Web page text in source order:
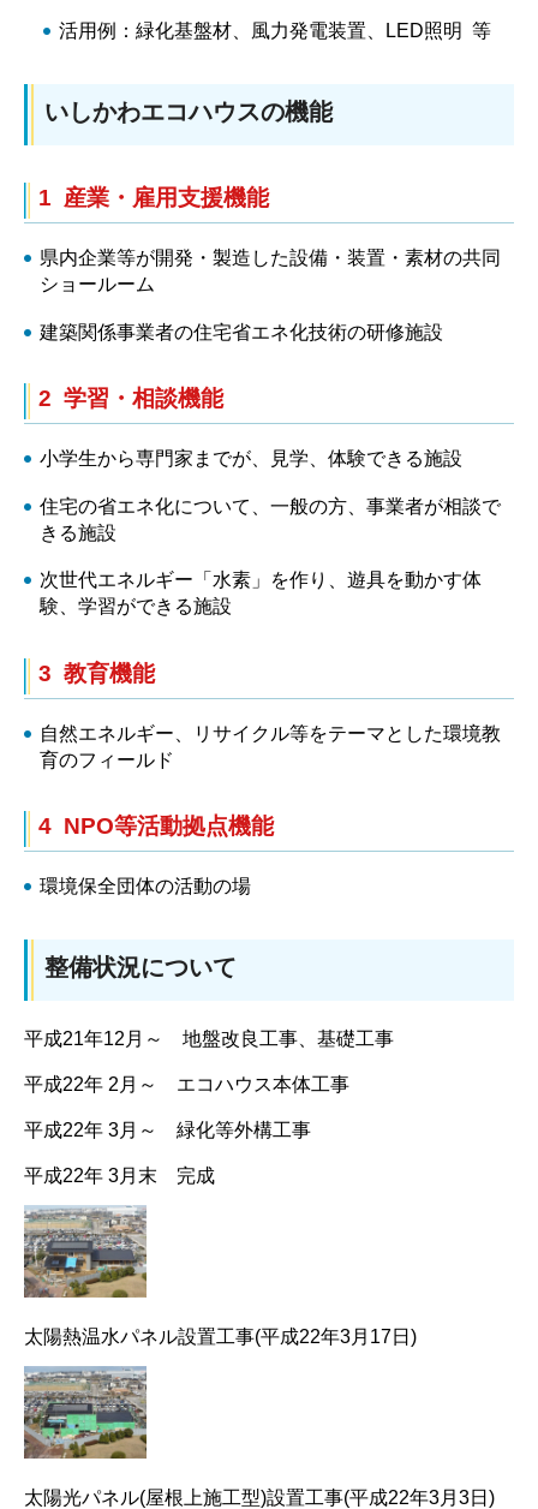
活用例：緑化基盤材、風力発電装置、LED照明 等
いしかわエコハウスの機能
1 産業・雇用支援機能
県内企業等が開発・製造した設備・装置・素材の共同
ショールーム
建築関係事業者の住宅省エネ化技術の研修施設
2 学習・相談機能
小学生から専門家までが、見学、体験できる施設
住宅の省エネ化について、一般の方、事業者が相談で
きる施設
次世代エネルギー「水素」を作り、遊具を動かす体
験、学習ができる施設
3 教育機能
自然エネルギー、リサイクル等をテーマとした環境教
育のフィールド
4 NPO等活動拠点機能
環境保全団体の活動の場
整備状況について
平成21年12月～ 地盤改良工事、基礎工事
平成22年 2月～ エコハウス本体工事
平成22年 3月～ 緑化等外構工事
平成22年 3月末 完成
太陽熱温水パネル設置工事(平成22年3月17日)
太陽光パネル(屋根上施工型)設置工事(平成22年3月3日)